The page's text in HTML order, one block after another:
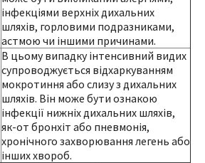
інфекціями верхніх дихальних
шляхів, горловими подразниками,
астмою чи іншими причинами.
В цьому випадку інтенсивний видих
супроводжується відхаркуванням
мокротиння або слизу з дихальних
шляхів. Він може бути ознакою
інфекції нижніх дихальних шляхів,
як-от бронхіт або пневмонія,
хронічного захворювання легень або
інших хвороб.